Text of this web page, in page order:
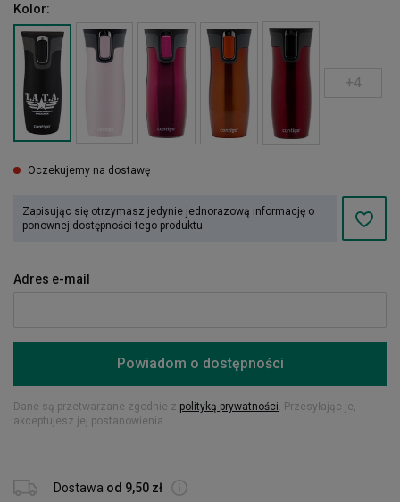
Kolor:
+4
Oczekujemy na dostawę
Zapisując się otrzymasz jedynie jednorazową informację o
ponownej dostępności tego produktu.
Adres e-mail
Powiadom o dostępności
Dane są przetwarzane zgodnie z polityką prywatności. Przesyłając je,
akceptujesz jej postanowienia.
Dostawa od 9,50 zł